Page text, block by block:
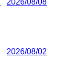
2026/08/02